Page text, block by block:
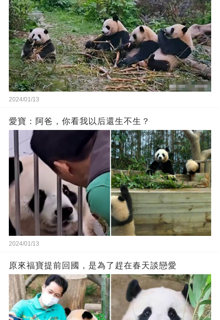
2024/01/13
愛寶：阿爸，你看我以后還生不生？
2024/01/13
原來福寶提前回國，是為了趕在春天談戀愛